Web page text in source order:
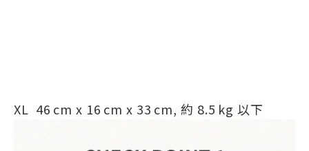
XL 46 cm x 16 cm x 33 cm, 約 8.5 kg 以下